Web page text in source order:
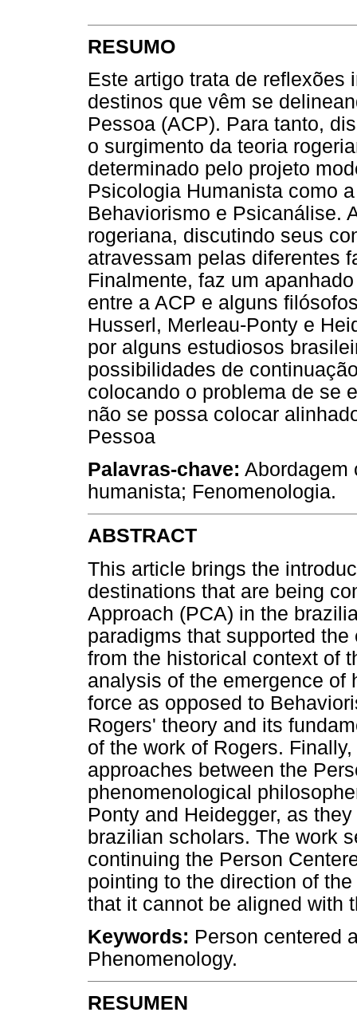
RESUMO
Este artigo trata de reflexões
destinos que vêm se
Pessoa (ACP). Para tanto,
o surgimento da teoria
determinado pelo projeto
Psicologia Humanista como
Behaviorismo e Psicanálise.
rogeriana, discutindo seus
atravessam pelas diferentes
Finalmente, faz um
entre a ACP e alguns
Husserl, Merleau-Ponty e
por alguns estudiosos
possibilidades de
colocando o problema de se
não se possa colocar
Pessoa
Palavras-chave: Abordagem
humanista; Fenomenologia.
ABSTRACT
This article brings the
destinations that are being
Approach (PCA) in the
paradigms that supported
from the historical context of
analysis of the emergence of
force as opposed to
Rogers' theory and its
of the work of Rogers.
approaches between the
phenomenological
Ponty and Heidegger, as
brazilian scholars. The work
continuing the Person
pointing to the direction of
that it cannot be aligned with
Keywords: Person centered
Phenomenology.
RESUMEN